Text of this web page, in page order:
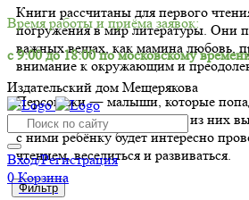
Время работы и приёма заявок:
с 9:00 до 18:00 по московскому
Издательский дом Мещерякова
Вход/Регистрация
0 Корзина
Книги рассчитаны для первого
погружения в мир литературы. Они
важных вещах, как мамина любовь,
внимание к окружающим и
Персонажи ― малыши, которые
истории и не менее забавно из них
с ними ребёнку будет интересно
чтением, веселиться и развиваться.
Фильтр